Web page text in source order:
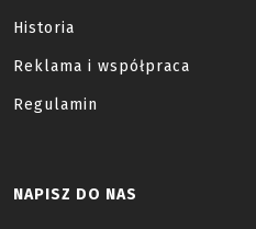
Historia
Reklama i współpraca
Regulamin
NAPISZ DO NAS